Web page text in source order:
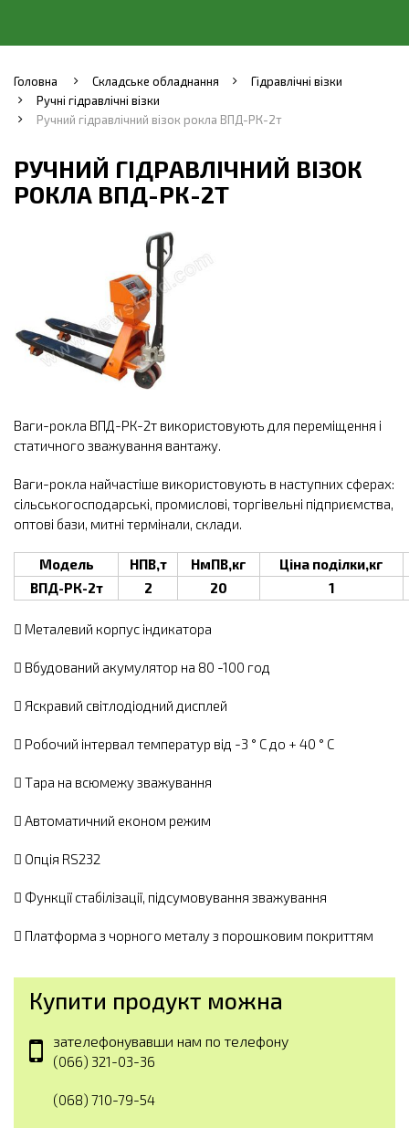
Головна Складське обладнання
Гідравлічні візки
Ручні гідравлічні візки
Ручний гідравлічний візок рокла ВПД-РК-2т
РУЧНИЙ ГІДРАВЛІЧНИЙ ВІЗОК
РОКЛА ВПД-РК-2Т
Ваги-рокла ВПД-РК-2т використовують для переміщення і
статичного зважування вантажу.
Ваги-рокла найчастіше використовують в наступних сферах:
сільськогосподарські, промислові, торгівельні підприємства,
оптові бази, митні термінали, склади.
Модель НПВ,т НмПВ,кг
Ціна поділки,кг
ВПД-РК-2т
2 20 1
 Металевий корпус індикатора
 Вбудований акумулятор на 80 -100 год
 Яскравий світлодіодний дисплей
 Робочий інтервал температур від -3 ° C до + 40 ° C
 Тара на всюмежу зважування
 Автоматичний економ режим
 Опція RS232
 Функції стабілізації, підсумовування зважування
 Платформа з чорного металу з порошковим покриттям
Купити продукт можна
зателефонувавши нам по телефону
(066) 321-03-36
(068) 710-79-54